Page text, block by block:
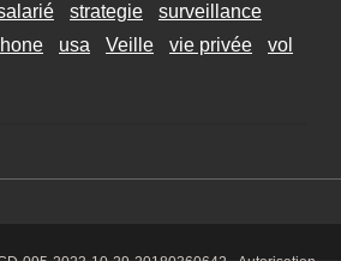
strategie
surveillance
usa Veille vie privée
vol